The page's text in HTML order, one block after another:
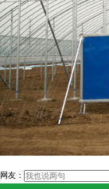
网友：